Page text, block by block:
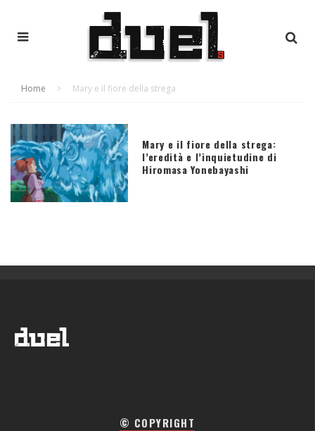
Home Mary e il fiore della strega
Mary e il fiore della strega:
l’eredità e l’inquietudine di
Hiromasa Yonebayashi
© COPYRIGHT